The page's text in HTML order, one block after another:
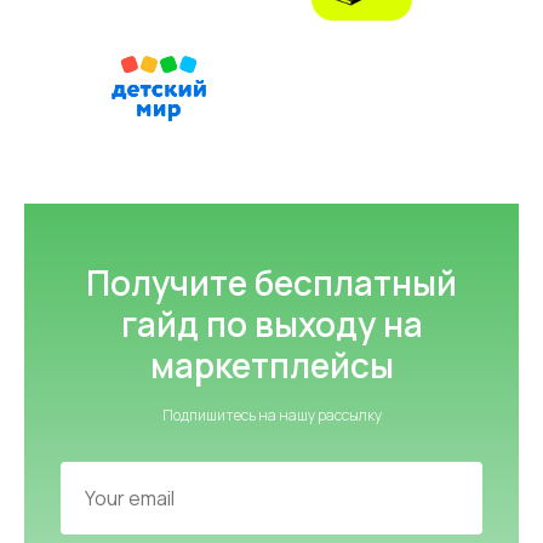
Получите бесплатный
гайд по выходу на
маркетплейсы
Подпишитесь на нашу рассылку